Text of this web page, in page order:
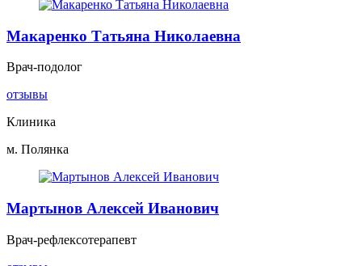
Макаренко Татьяна Николаевна
Врач-подолог
отзывы
Клиника
м. Полянка
Мартынов Алексей Иванович
Врач-рефлексотерапевт